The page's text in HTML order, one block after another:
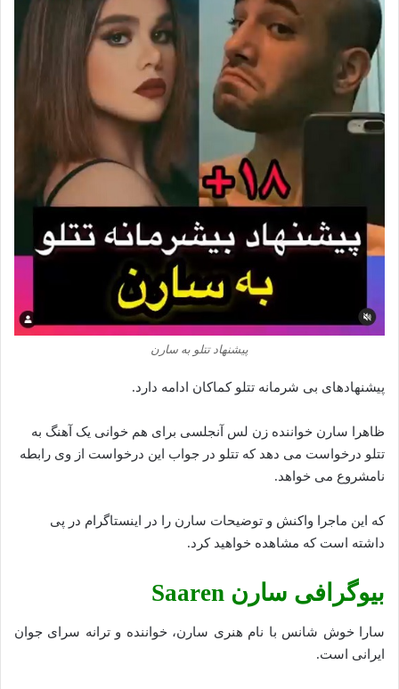
پیشنهاد تتلو به سارن
پیشنهادهای بی‌ شرمانه تتلو کماکان ادامه دارد.
ظاهرا سارن خواننده زن لس آنجلسی برای هم خوانی یک آهنگ به
تتلو درخواست می دهد که تتلو در جواب این درخواست از وی رابطه
نامشروع می خواهد.
که این ماجرا واکنش و توضیحات سارن را در اینستاگرام در پی
داشته است که مشاهده خواهید کرد.
بیوگرافی سارن Saaren
سارا خوش شانس با نام هنری سارن، خواننده‌ و ترانه سرای جوان
ایرانی است.